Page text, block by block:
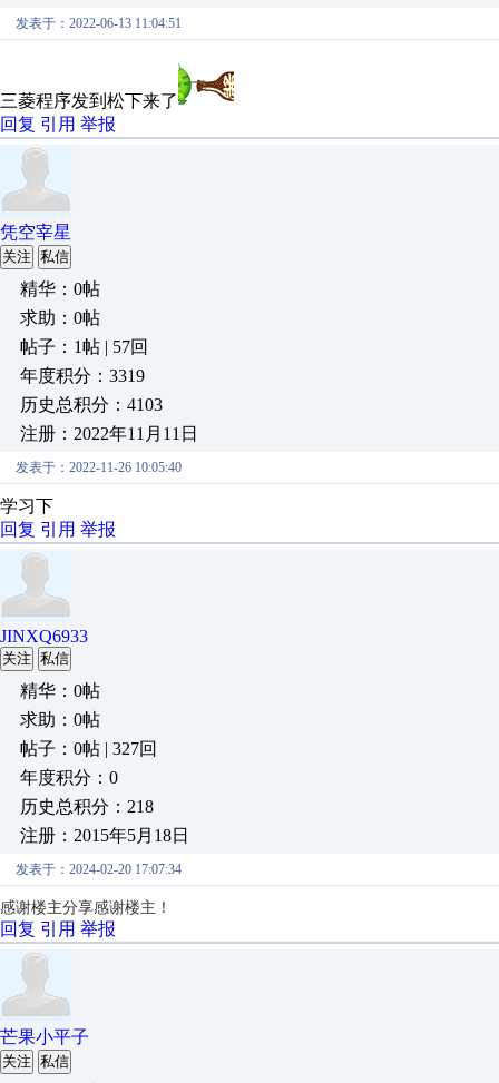
发表于：2022-06-13 11:04:51
三菱程序发到松下来了
回复 引用 举报
凭空宰星
关注 私信
精华：0帖
求助：0帖
帖子：1帖 | 57回
年度积分：3319
历史总积分：4103
注册：2022年11月11日
发表于：2022-11-26 10:05:40
学习下
回复 引用 举报
JINXQ6933
关注 私信
精华：0帖
求助：0帖
帖子：0帖 | 327回
年度积分：0
历史总积分：218
注册：2015年5月18日
发表于：2024-02-20 17:07:34
感谢楼主分享感谢楼主！
回复 引用 举报
芒果小平子
关注 私信